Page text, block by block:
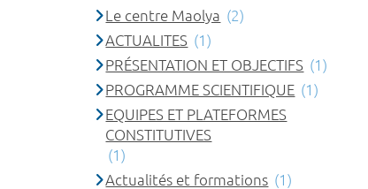
Le centre Maolya (2)
ACTUALITES (1)
PRÉSENTATION ET OBJECTIFS (1)
PROGRAMME SCIENTIFIQUE (1)
EQUIPES ET PLATEFORMES
CONSTITUTIVES
(1)
Actualités et formations (1)